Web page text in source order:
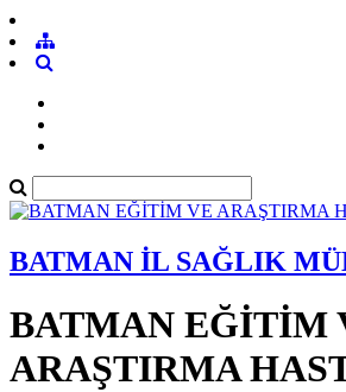
BATMAN İL SAĞLIK
BATMAN EĞİTİM
ARAŞTIRMA